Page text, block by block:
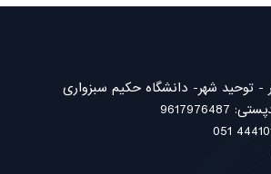
توحید شهر- دانشگاه حکیم سبزواری